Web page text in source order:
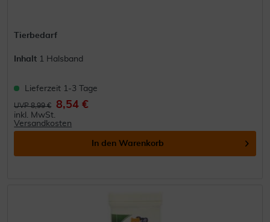
Tierbedarf
Inhalt 1 Halsband
Lieferzeit 1-3 Tage
UVP 8,99 € 8,54 €
inkl. MwSt.
Versandkosten
In den Warenkorb